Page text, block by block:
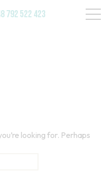
792 522 423
looking for. Perhaps